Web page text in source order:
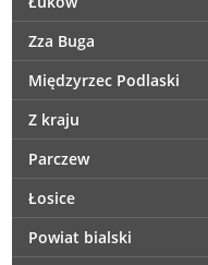
Zza Buga
Międzyrzec Podlaski
Z kraju
Parczew
Łosice
Powiat bialski